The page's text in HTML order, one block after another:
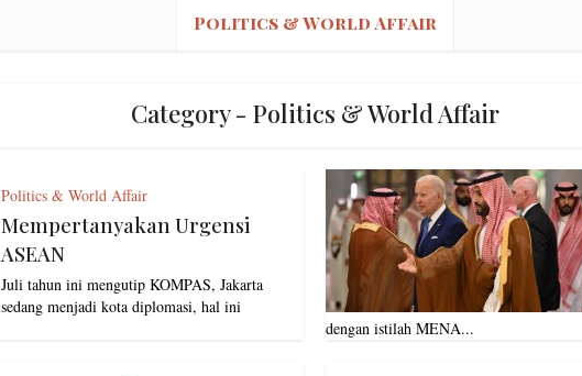
Politics & World Affair
Category - Politics & World Affair
Politics & World Affair
Mempertanyakan Urgensi
ASEAN
Juli tahun ini mengutip KOMPAS, Jakarta
sedang menjadi kota diplomasi, hal ini
dengan istilah MENA...